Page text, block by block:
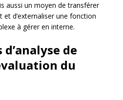
aussi un moyen de transférer
d’externaliser une fonction
à gérer en interne.
de
du